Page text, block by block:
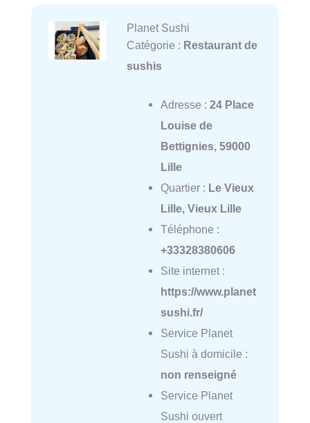
Planet Sushi
Catégorie : Restaurant de
sushis
Adresse : 24 Place
Louise de
Bettignies, 59000
Lille
Quartier : Le Vieux
Lille, Vieux Lille
Téléphone :
+33328380606
Site internet :
https://www.planet
sushi.fr/
Service Planet
Sushi à domicile :
non renseigné
Service Planet
Sushi ouvert